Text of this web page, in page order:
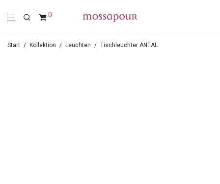
0
Start / Kollektion / Leuchten / Tischleuchter ANTAL